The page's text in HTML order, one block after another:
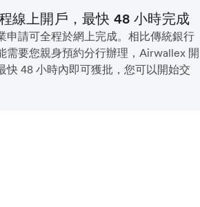
線上開戶，最快 48 小時完成
申請可全程於網上完成。相比傳統銀行
需要您親身預約分行辦理，Airwallex 開
快 48 小時內即可獲批，您可以開始交